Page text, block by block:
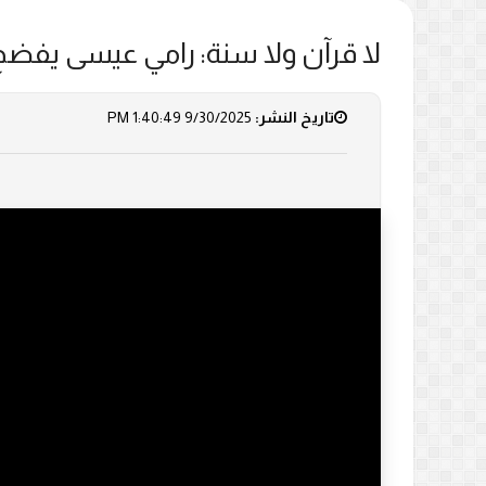
لا قرآن ولا سنة: رامي عيسى
تاريخ النشر: 9/30/2025 1:40:49 PM